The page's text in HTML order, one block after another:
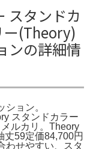
タンドカ
ー(Theory)
ンの詳細情
ョン。
スタンドカラー
ルカリ。Theory
丈59定価84,700円
わせやすい、スタ